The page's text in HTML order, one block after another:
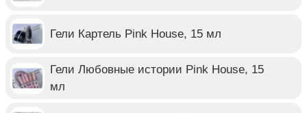
Гели Картель Pink House, 15 мл
Гели Любовные истории Pink House, 15
мл